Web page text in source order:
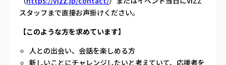
スタッフまで直接お声掛けください。
【このような方を求めています】
人との出会い、会話を楽しめる方
新しいことにチャレンジしたいと考えていて、応援者を